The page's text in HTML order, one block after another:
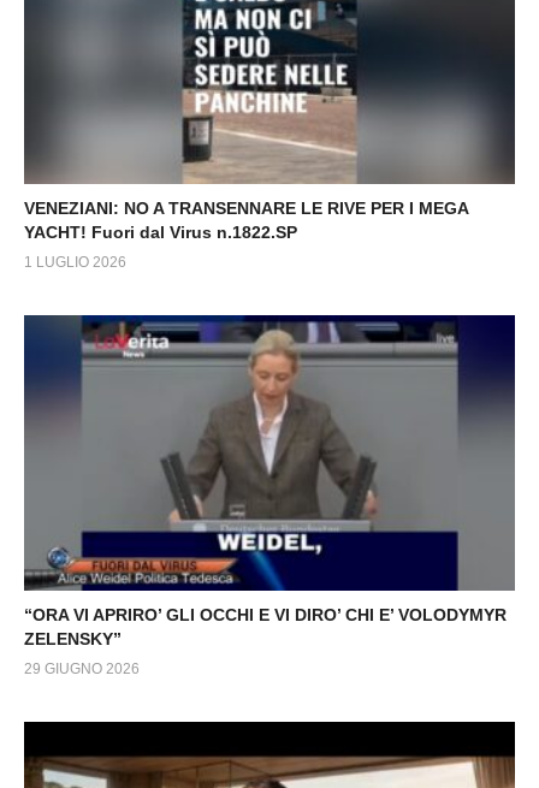
VENEZIANI: NO A TRANSENNARE LE RIVE PER I MEGA
YACHT! Fuori dal Virus n.1822.SP
1 LUGLIO 2026
“ORA VI APRIRO’ GLI OCCHI E VI DIRO’ CHI E’ VOLODYMYR
ZELENSKY”
29 GIUGNO 2026